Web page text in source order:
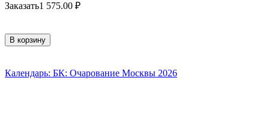
Заказать1 575.00 ₽
В корзину
Календарь: БК: Очарование Москвы 2026